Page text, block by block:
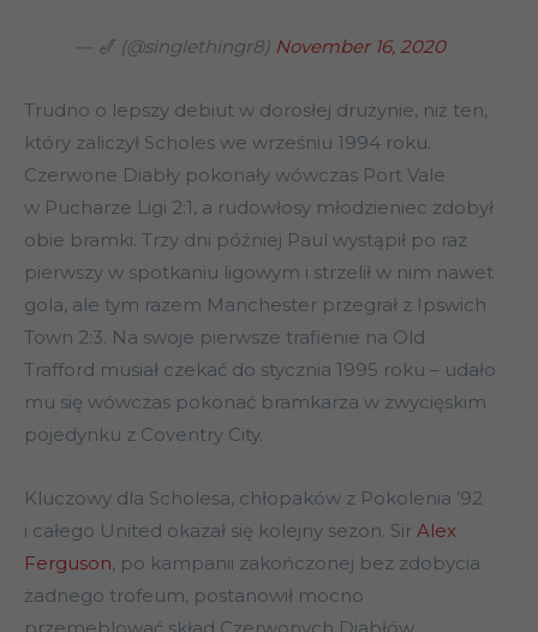
— 🎷 (@singlethingr8) November 16, 2020
Trudno o lepszy debiut w dorosłej drużynie, niż ten,
który zaliczył Scholes we wrześniu 1994 roku.
Czerwone Diabły pokonały wówczas Port Vale
w Pucharze Ligi 2:1, a rudowłosy młodzieniec zdobył
obie bramki. Trzy dni później Paul wystąpił po raz
pierwszy w spotkaniu ligowym i strzelił w nim nawet
gola, ale tym razem Manchester przegrał z Ipswich
Town 2:3. Na swoje pierwsze trafienie na Old
Trafford musiał czekać do stycznia 1995 roku – udało
mu się wówczas pokonać bramkarza w zwycięskim
pojedynku z Coventry City.
Kluczowy dla Scholesa, chłopaków z Pokolenia ’92
i całego United okazał się kolejny sezon. Sir Alex
Ferguson, po kampanii zakończonej bez zdobycia
żadnego trofeum, postanowił mocno